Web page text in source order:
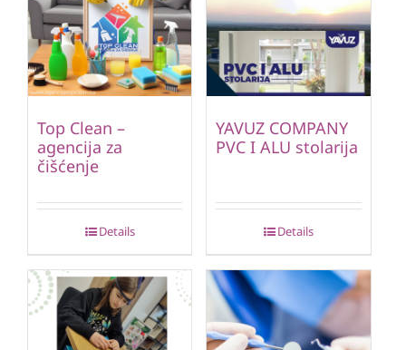
Top Clean –
agencija za
čišćenje
Details
YAVUZ COMPANY
PVC I ALU stolarija
Details